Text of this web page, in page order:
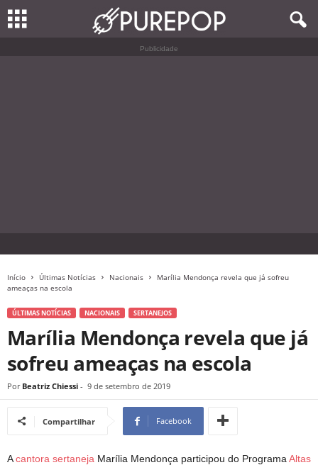
Publicidade
Início Últimas Notícias Nacionais
Marília Mendonça revela que já sofreu
ameaças na escola
ÚLTIMAS NOTÍCIAS NACIONAIS SERTANEJOS
Marília Mendonça revela que já
sofreu ameaças na escola
Por Beatriz Chiessi - 9 de setembro de 2019
Compartilhar Facebook
Acantora sertaneja Marília Mendonça participou do Programa Altas